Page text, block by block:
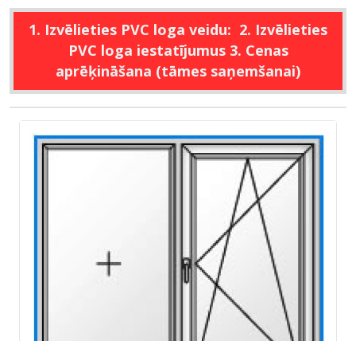
1. Izvēlieties PVC loga veidu: 2. Izvēlieties
PVC loga iestatījumus 3. Cenas
aprēķināšana (tāmes saņemšanai)